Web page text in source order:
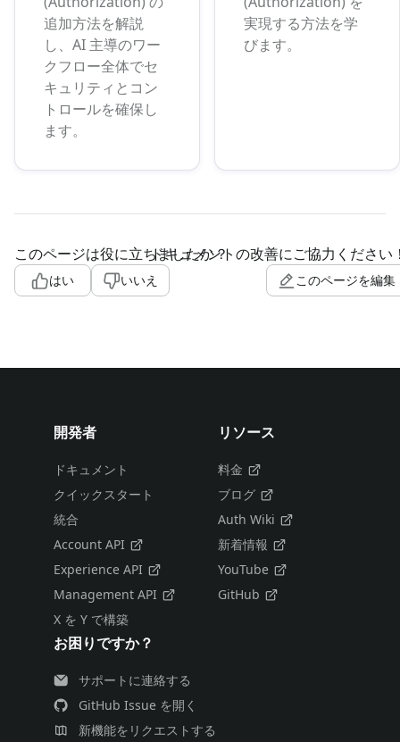
追加方法を解説
し、AI 主導のワー
クフロー全体でセ
キュリティとコン
トロールを確保し
ます。
実現する方法を学
びます。
このページは役に立ちましたか？
はい いいえ
ドキュメントの改善にご協力ください
このページを編集
開発者
ドキュメント
クイックスタート
統合
Account API
Experience API
Management API
X を Y で構築
リソース
料金
ブログ
Auth Wiki
新着情報
YouTube
GitHub
お困りですか？
サポートに連絡する
GitHub Issue を開く
新機能をリクエストする